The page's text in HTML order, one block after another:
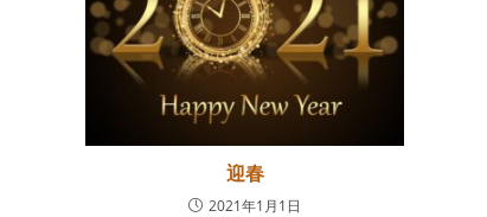
迎春
2021年1月1日